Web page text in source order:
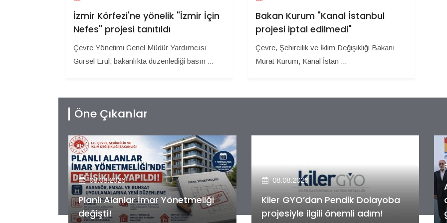
İzmir Körfezi'ne yönelik "İzmir İçin
Nefes" projesi tanıtıldı
Çevre Yönetimi Genel Müdür Yardımcısı
Gürsel Erul, bakanlıkta düzenlediği basın ...
Bakan Kurum "Kanal İstanbul
projesi iptal edilmedi"
Çevre, Şehircilik ve İklim Değişikliği Bakanı
Murat Kurum, Kanal İstan ...
Öne Çıkanlar
08.08.2026
Kiler GYO’dan Pendik Dolayoba
projesiyle ilgili önemli adım!
08.08.2026
Alya Merkezefendi Konutları'nın
anahtar teslim töreni
gerçekleştirildi!